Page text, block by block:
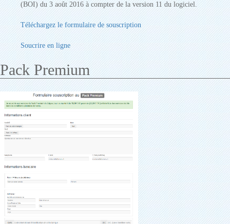
(BOI) du 3 août 2016 à compter de la version 11 du logiciel.
Téléchargez le formulaire de souscription
Soucrire en ligne
Pack Premium